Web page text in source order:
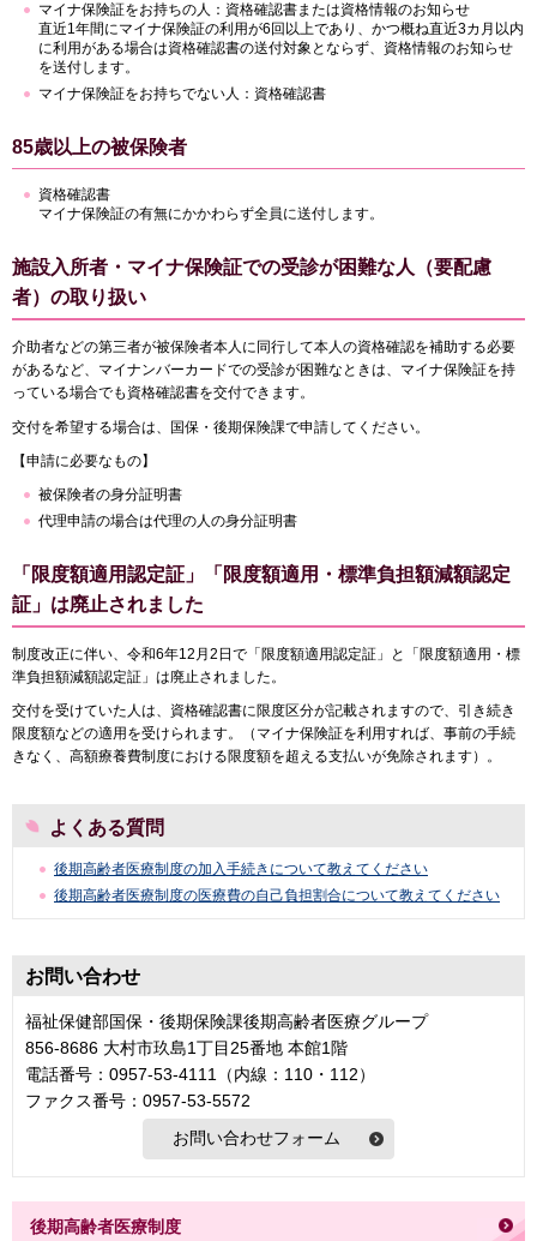
マイナ保険証をお持ちの人：資格確認書または資格情報のお知らせ
直近1年間にマイナ保険証の利用が6回以上であり、かつ概ね直近3カ月以内
に利用がある場合は資格確認書の送付対象とならず、資格情報のお知らせ
を送付します。
マイナ保険証をお持ちでない人：資格確認書
85歳以上の被保険者
資格確認書
マイナ保険証の有無にかかわらず全員に送付します。
施設入所者・マイナ保険証での受診が困難な人（要配慮
者）の取り扱い
介助者などの第三者が被保険者本人に同行して本人の資格確認を補助する必要
があるなど、マイナンバーカードでの受診が困難なときは、マイナ保険証を持
っている場合でも資格確認書を交付できます。
交付を希望する場合は、国保・後期保険課で申請してください。
【申請に必要なもの】
被保険者の身分証明書
代理申請の場合は代理の人の身分証明書
「限度額適用認定証」「限度額適用・標準負担額減額認定
証」は廃止されました
制度改正に伴い、令和6年12月2日で「限度額適用認定証」と「限度額適用・標
準負担額減額認定証」は廃止されました。
交付を受けていた人は、資格確認書に限度区分が記載されますので、引き続き
限度額などの適用を受けられます。（マイナ保険証を利用すれば、事前の手続
きなく、高額療養費制度における限度額を超える支払いが免除されます）。
よくある質問
後期高齢者医療制度の加入手続きについて教えてください
後期高齢者医療制度の医療費の自己負担割合について教えてください
お問い合わせ
福祉保健部国保・後期保険課後期高齢者医療グループ
856-8686 大村市玖島1丁目25番地 本館1階
電話番号：0957-53-4111（内線：110・112）
ファクス番号：0957-53-5572
後期高齢者医療制度